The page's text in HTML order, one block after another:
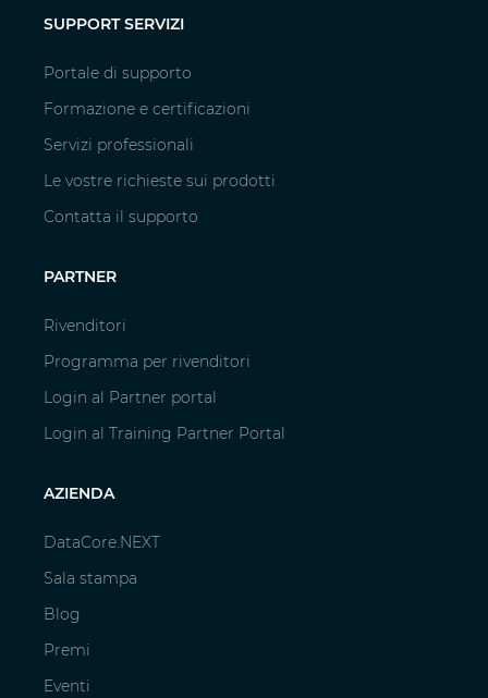
SUPPORT SERVIZI
Portale di supporto
Formazione e certificazioni
Servizi professionali
Le vostre richieste sui prodotti
Contatta il supporto
PARTNER
Rivenditori
Programma per rivenditori
Login al Partner portal
Login al Training Partner Portal
AZIENDA
DataCore.NEXT
Sala stampa
Blog
Premi
Eventi